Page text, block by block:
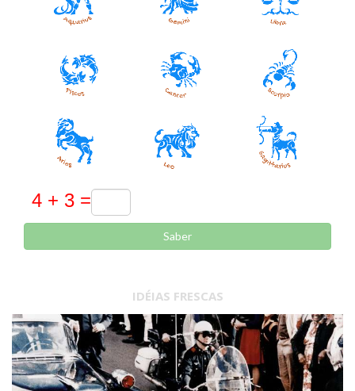
Saber
IDÉIAS FRESCAS